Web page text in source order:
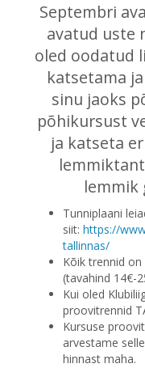
Septembri
avatud uste
oled oodatud
katsetama
sinu jaoks
põhikursust
ja katseta
lemmik
Tunniplaani
siit: https://
tallinnas/
Kõik trennid
(tavahind 14€-
Kui oled
proovitrennid
Kursuse
arvestame
hinnast maha.